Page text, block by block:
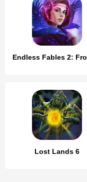
Lost Lands 6